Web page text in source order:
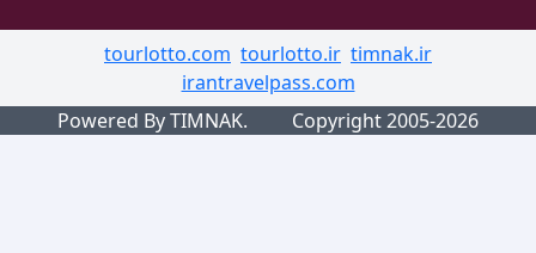
tourlotto.com tourlotto.ir timnak.ir
irantravelpass.com
Powered By TIMNAK.
Copyright 2005-2026